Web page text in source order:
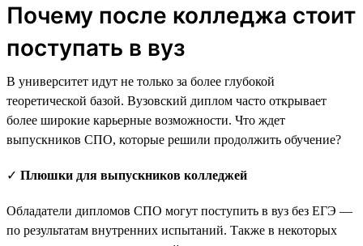
Почему после колледжа стоит
поступать в вуз
В университет идут не только за более глубокой
теоретической базой. Вузовский диплом часто открывает
более широкие карьерные возможности. Что ждет
выпускников СПО, которые решили продолжить обучение?
✓ Плюшки для выпускников колледжей
Обладатели дипломов СПО могут поступить в вуз без ЕГЭ —
по результатам внутренних испытаний. Также в некоторых